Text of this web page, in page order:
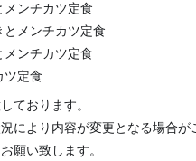
メンチカツ定食
メンチカツ定食
メンチカツ定食
ツ定食
ております。
により内容が変更となる場合が
願い致します。